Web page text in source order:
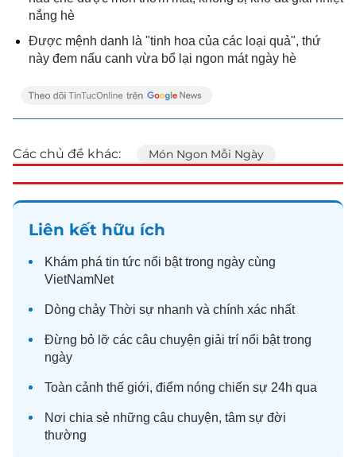
nắng hè
Được mệnh danh là "tinh hoa của các loại quả", thứ
này đem nấu canh vừa bổ lại ngon mát ngày hè
Các chủ đề khác: Món Ngon Mỗi Ngày
Liên kết hữu ích
Khám phá tin tức nổi bật trong ngày cùng
VietNamNet
Dòng chảy Thời sự nhanh và chính xác nhất
Đừng bỏ lỡ các câu chuyện giải trí nổi bật trong
ngày
Toàn cảnh thế giới, điểm nóng chiến sự 24h qua
Nơi chia sẻ những câu chuyện, tâm sự đời
thường